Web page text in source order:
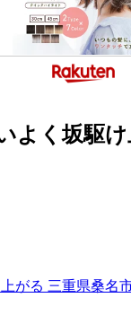
よく坂駆
がる 三重県桑名